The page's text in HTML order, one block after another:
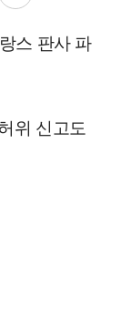
스 판사 파
위 신고도